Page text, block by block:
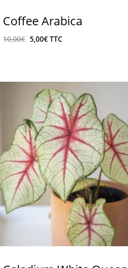
Coffee Arabica
10,00€ Le
10,00€.
5,00€Le
5,00€.
TTC